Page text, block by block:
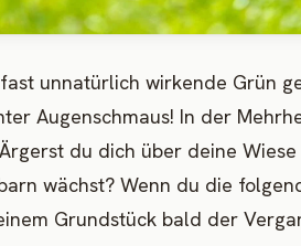
unnatürlich wirkende Grün
Augenschmaus! In der
du dich über deine
wächst? Wenn du die
Grundstück bald der